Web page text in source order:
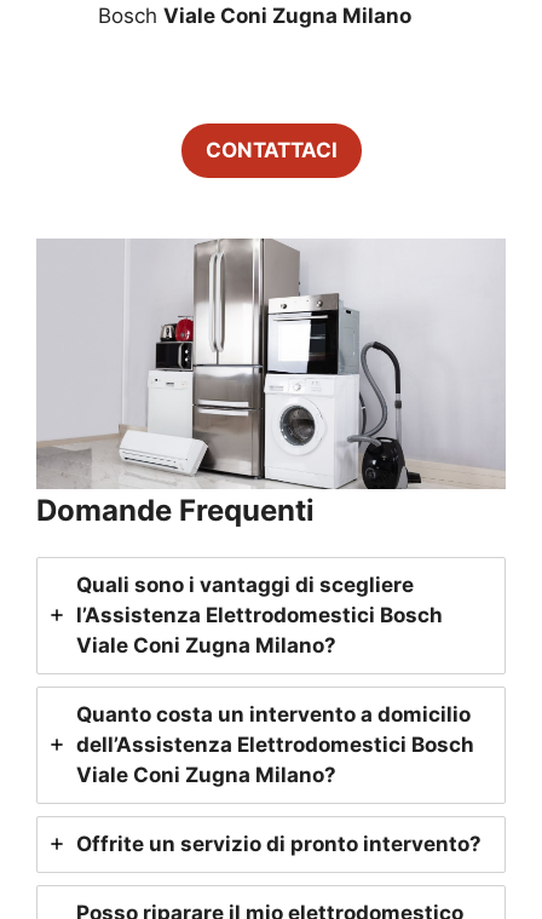
Bosch Viale Coni Zugna Milano
CONTATTACI
Domande Frequenti
Quali sono i vantaggi di scegliere
l’Assistenza Elettrodomestici Bosch
Viale Coni Zugna Milano?
Quanto costa un intervento a domicilio
dell’Assistenza Elettrodomestici Bosch
Viale Coni Zugna Milano?
Offrite un servizio di pronto intervento?
Posso riparare il mio elettrodomestico